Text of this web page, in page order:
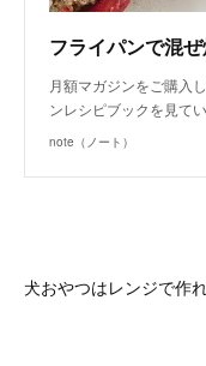
月額マガジンをご購入
ンレシピブックを見て
note（ノート）
犬おやつはレンジで作